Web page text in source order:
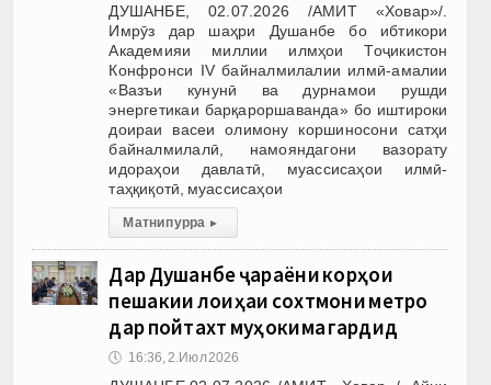
ДУШАНБЕ, 02.07.2026 /АМИТ «Ховар»/.
Имрӯз дар шаҳри Душанбе бо ибтикори
Академияи миллии илмҳои Тоҷикистон
Конфронси IV байналмилалии илмӣ-амалии
«Вазъи кунунӣ ва дурнамои рушди
энергетикаи барқароршаванда» бо иштироки
доираи васеи олимону коршиносони сатҳи
байналмилалӣ, намояндагони вазорату
идораҳои давлатӣ, муассисаҳои илмӣ-
таҳқиқотӣ, муассисаҳои
Матни пурра ▸
Дар Душанбе ҷараёни корҳои
пешакии лоиҳаи сохтмони метро
дар пойтахт муҳокима гардид
🕔 16:36, 2.Июл 2026